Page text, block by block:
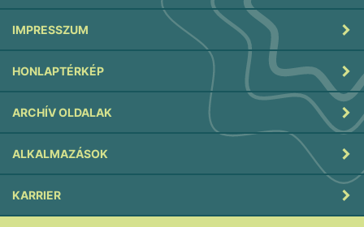
IMPRESSZUM
HONLAPTÉRKÉP
ARCHÍV OLDALAK
ALKALMAZÁSOK
KARRIER